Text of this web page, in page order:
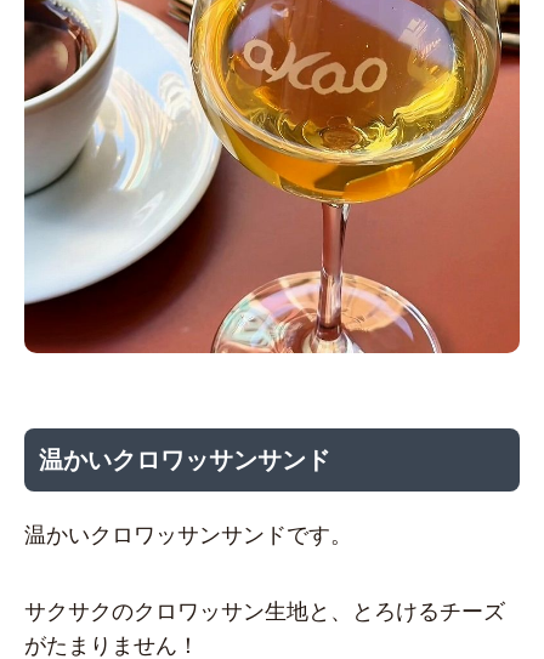
温かいクロワッサンサンド
温かいクロワッサンサンドです。
サクサクのクロワッサン生地と、とろけるチーズ
がたまりません！